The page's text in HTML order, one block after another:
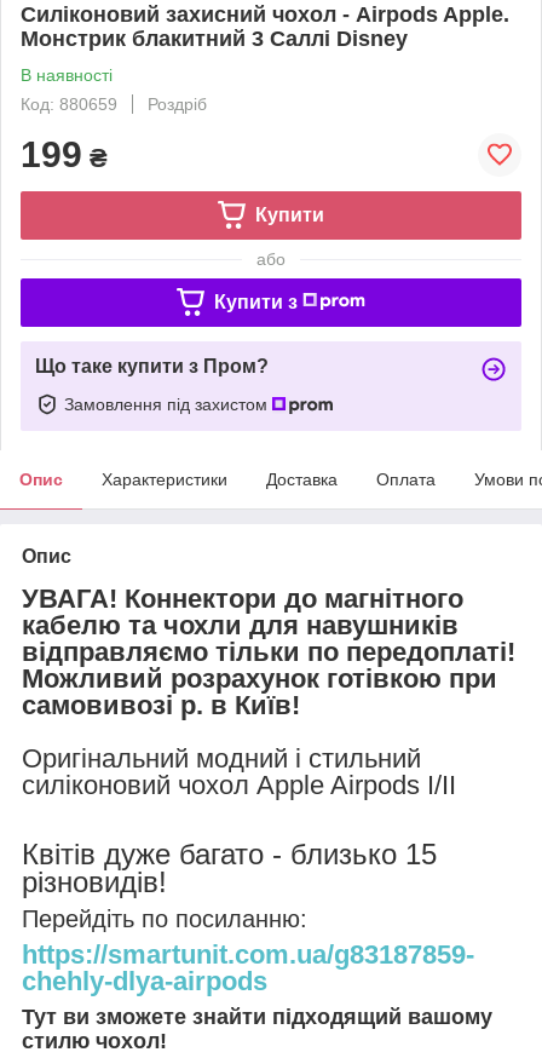
Силіконовий захисний чохол - Airpods Apple.
Монстрик блакитний 3 Саллі Disney
В наявності
Код: 880659
Роздріб
199 ₴
Купити
або
Купити з
Що таке купити з Пром?
Замовлення під захистом
Опис Характеристики Доставка Оплата Умови
Опис
УВАГА! Коннектори до магнітного
кабелю та чохли для навушників
відправляємо тільки по передоплаті!
Можливий розрахунок готівкою при
самовивозі р. в Київ!
Оригінальний модний і стильний
силіконовий чохол Apple Airpods I/II
Квітів дуже багато - близько 15
різновидів!
Перейдіть по посиланню:
https://smartunit.com.ua/g83187859-
chehly-dlya-airpods
Тут ви зможете знайти підходящий вашому
стилю чохол!